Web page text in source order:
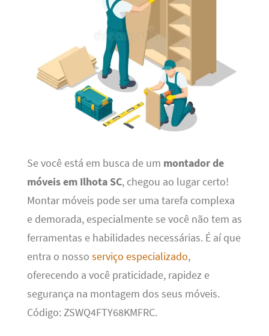
Se você está em busca de um montador de
móveis em Ilhota SC, chegou ao lugar certo!
Montar móveis pode ser uma tarefa complexa
e demorada, especialmente se você não tem as
ferramentas e habilidades necessárias. É aí que
entra o nosso serviço especializado,
oferecendo a você praticidade, rapidez e
segurança na montagem dos seus móveis.
Código: ZSWQ4FTY68KMFRC.